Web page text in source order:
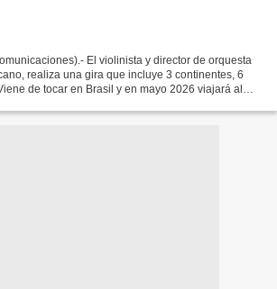
El violinista y director de orquesta
realiza una gira que incluye 3 continentes, 6
de tocar en Brasil y en mayo 2026 viajará al